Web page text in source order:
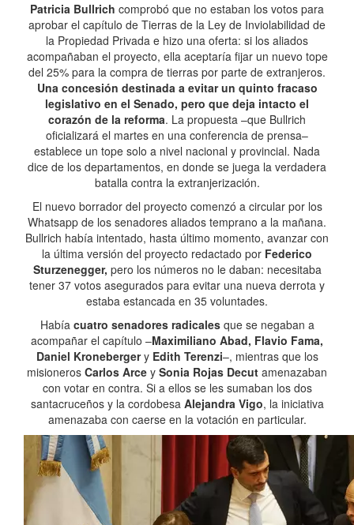
Patricia Bullrich comprobó que no estaban los votos para
aprobar el capítulo de Tierras de la Ley de Inviolabilidad de
la Propiedad Privada e hizo una oferta: si los aliados
acompañaban el proyecto, ella aceptaría fijar un nuevo tope
del 25% para la compra de tierras por parte de extranjeros.
Una concesión destinada a evitar un quinto fracaso
legislativo en el Senado, pero que deja intacto el
corazón de la reforma. La propuesta –que Bullrich
oficializará el martes en una conferencia de prensa–
establece un tope solo a nivel nacional y provincial. Nada
dice de los departamentos, en donde se juega la verdadera
batalla contra la extranjerización.
El nuevo borrador del proyecto comenzó a circular por los
Whatsapp de los senadores aliados temprano a la mañana.
Bullrich había intentado, hasta último momento, avanzar con
la última versión del proyecto redactado por Federico
Sturzenegger, pero los números no le daban: necesitaba
tener 37 votos asegurados para evitar una nueva derrota y
estaba estancada en 35 voluntades.
Habíacuatro senadores radicales que se negaban a
acompañar el capítulo –Maximiliano Abad, Flavio Fama,
Daniel Kronebergery Edith Terenzi–, mientras que los
misioneros Carlos Arce y Sonia Rojas Decut amenazaban
con votar en contra. Si a ellos se les sumaban los dos
santacruceños y la cordobesa Alejandra Vigo, la iniciativa
amenazaba con caerse en la votación en particular.